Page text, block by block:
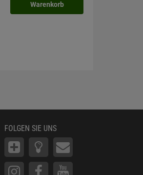
Warenkorb
FOLGEN SIE UNS